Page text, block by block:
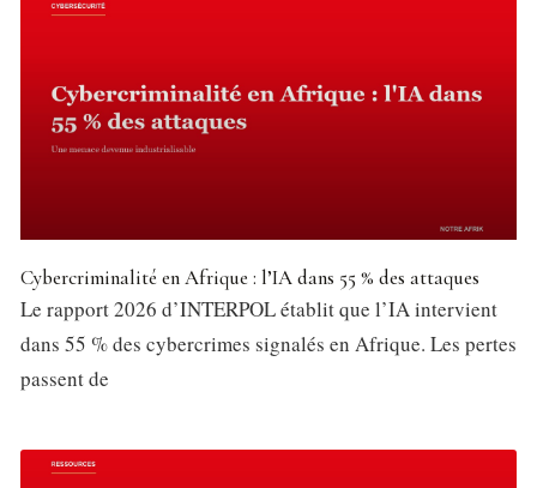
Cybercriminalité en Afrique : l’IA dans 55 % des attaques
Le rapport 2026 d’INTERPOL établit que l’IA intervient
dans 55 % des cybercrimes signalés en Afrique. Les pertes
passent de